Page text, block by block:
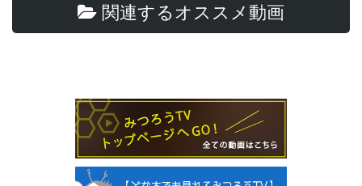
関連するオススメ動画